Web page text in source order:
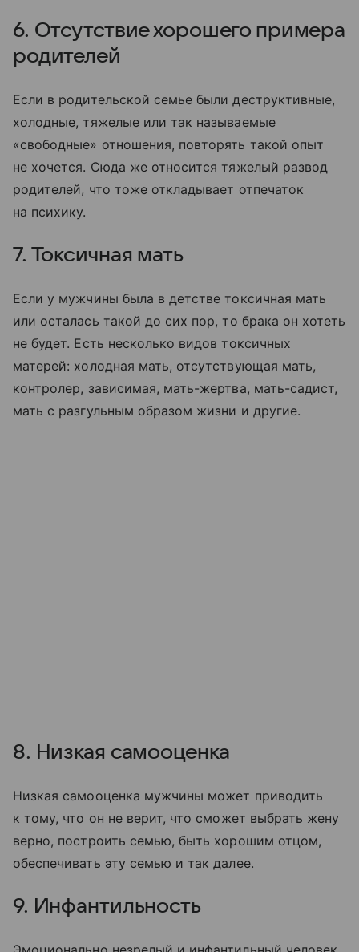
6. Отсутствие хорошего примера
родителей
Если в родительской семье были деструктивные,
холодные, тяжелые или так называемые
«свободные» отношения, повторять такой опыт
не хочется. Сюда же относится тяжелый развод
родителей, что тоже откладывает отпечаток
на психику.
7. Токсичная мать
Если у мужчины была в детстве токсичная мать
или осталась такой до сих пор, то брака он хотеть
не будет. Есть несколько видов токсичных
матерей: холодная мать, отсутствующая мать,
контролер, зависимая, мать-жертва, мать-садист,
мать с разгульным образом жизни и другие.
8. Низкая самооценка
Низкая самооценка мужчины может приводить
к тому, что он не верит, что сможет выбрать жену
верно, построить семью, быть хорошим отцом,
обеспечивать эту семью и так далее.
9. Инфантильность